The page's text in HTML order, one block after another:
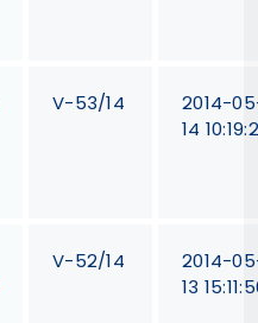
V-53/14
2014-
14
V-52/14
2014-
13